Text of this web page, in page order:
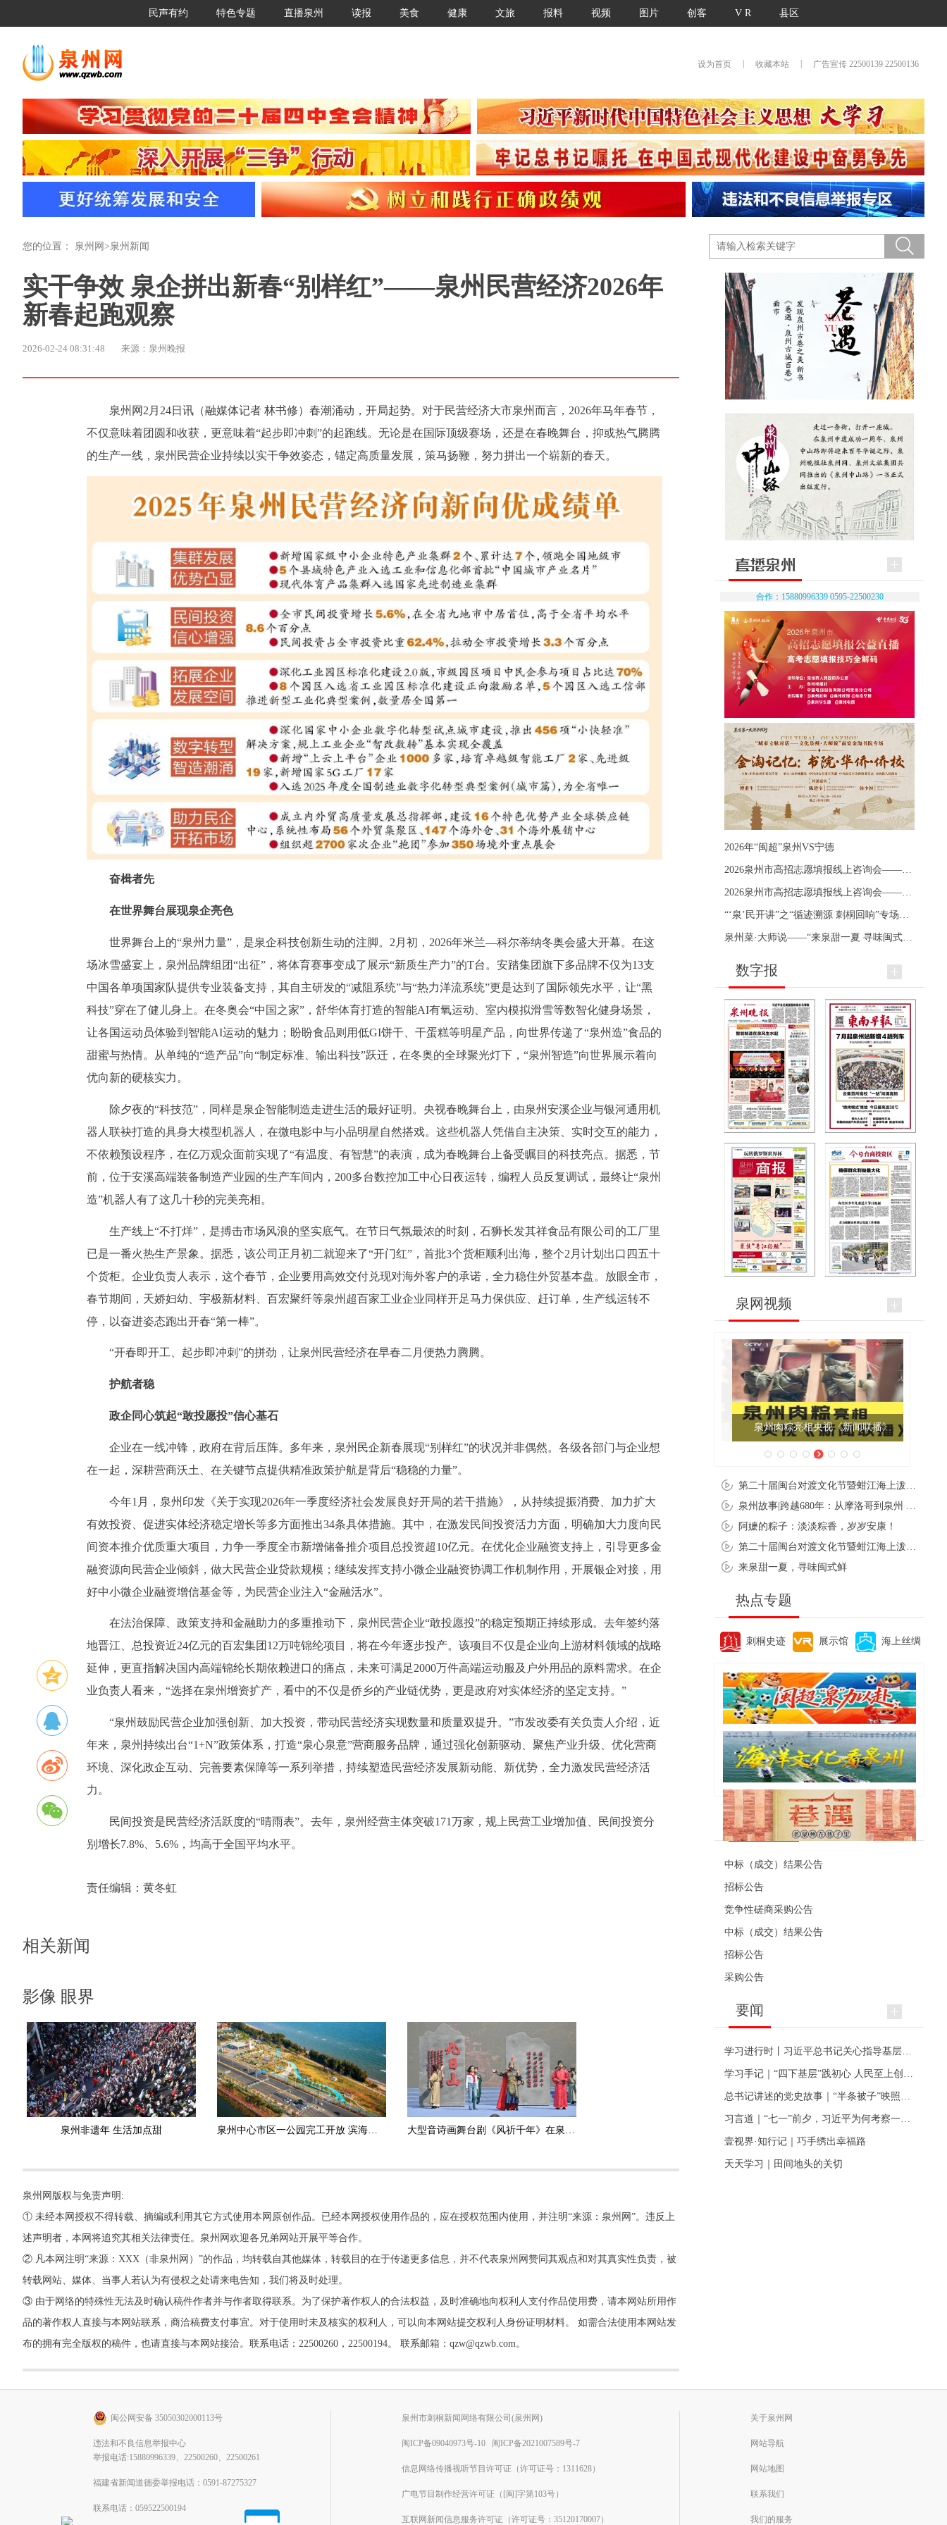
民声有约 特色专题 直播泉州 读报 美食 健康 文旅 报料 视频 图片 创客 V R 县区
设为首页 收藏本站 广告宣传 22500139 22500136
您的位置： 泉州网 >泉州新闻
实干争效 泉企拼出新春“别样红”——泉州民营经济2026年
新春起跑观察
2026-02-24 08:31:48 来源：泉州晚报
泉州网2月24日讯（融媒体记者 林书修）春潮涌动，开局起势。对于民营经济大市泉州而言，2026年马年春节，
不仅意味着团圆和收获，更意味着“起步即冲刺”的起跑线。无论是在国际顶级赛场，还是在春晚舞台，抑或热气腾腾
的生产一线，泉州民营企业持续以实干争效姿态，锚定高质量发展，策马扬鞭，努力拼出一个崭新的春天。
奋楫者先
在世界舞台展现泉企亮色
世界舞台上的“泉州力量”，是泉企科技创新生动的注脚。2月初，2026年米兰—科尔蒂纳冬奥会盛大开幕。在这
场冰雪盛宴上，泉州品牌组团“出征”，将体育赛事变成了展示“新质生产力”的T台。安踏集团旗下多品牌不仅为13支
中国各单项国家队提供专业装备支持，其自主研发的“减阻系统”与“热力洋流系统”更是达到了国际领先水平，让“黑
科技”穿在了健儿身上。在冬奥会“中国之家”，舒华体育打造的智能AI有氧运动、室内模拟滑雪等数智化健身场景，
让各国运动员体验到智能AI运动的魅力；盼盼食品则用低GI饼干、干蛋糕等明星产品，向世界传递了“泉州造”食品的
甜蜜与热情。从单纯的“造产品”向“制定标准、输出科技”跃迁，在冬奥的全球聚光灯下，“泉州智造”向世界展示着向
优向新的硬核实力。
除夕夜的“科技范”，同样是泉企智能制造走进生活的最好证明。央视春晚舞台上，由泉州安溪企业与银河通用机
器人联袂打造的具身大模型机器人，在微电影中与小品明星自然搭戏。这些机器人凭借自主决策、实时交互的能力，
不依赖预设程序，在亿万观众面前实现了“有温度、有智慧”的表演，成为春晚舞台上备受瞩目的科技亮点。据悉，节
前，位于安溪高端装备制造产业园的生产车间内，200多台数控加工中心日夜运转，编程人员反复调试，最终让“泉州
造”机器人有了这几十秒的完美亮相。
生产线上“不打烊”，是搏击市场风浪的坚实底气。在节日气氛最浓的时刻，石狮长发其祥食品有限公司的工厂里
已是一番火热生产景象。据悉，该公司正月初二就迎来了“开门红”，首批3个货柜顺利出海，整个2月计划出口四五十
个货柜。企业负责人表示，这个春节，企业要用高效交付兑现对海外客户的承诺，全力稳住外贸基本盘。放眼全市，
春节期间，天娇妇幼、宇极新材料、百宏聚纤等泉州超百家工业企业同样开足马力保供应、赶订单，生产线运转不
停，以奋进姿态跑出开春“第一棒”。
“开春即开工、起步即冲刺”的拼劲，让泉州民营经济在早春二月便热力腾腾。
护航者稳
政企同心筑起“敢投愿投”信心基石
企业在一线冲锋，政府在背后压阵。多年来，泉州民企新春展现“别样红”的状况并非偶然。各级各部门与企业想
在一起，深耕营商沃土、在关键节点提供精准政策护航是背后“稳稳的力量”。
今年1月，泉州印发《关于实现2026年一季度经济社会发展良好开局的若干措施》，从持续提振消费、加力扩大
有效投资、促进实体经济稳定增长等多方面推出34条具体措施。其中，在激发民间投资活力方面，明确加大力度向民
间资本推介优质重大项目，力争一季度全市新增储备推介项目总投资超10亿元。在优化企业融资支持上，引导更多金
融资源向民营企业倾斜，做大民营企业贷款规模；继续发挥支持小微企业融资协调工作机制作用，开展银企对接，用
好中小微企业融资增信基金等，为民营企业注入“金融活水”。
在法治保障、政策支持和金融助力的多重推动下，泉州民营企业“敢投愿投”的稳定预期正持续形成。去年签约落
地晋江、总投资近24亿元的百宏集团12万吨锦纶项目，将在今年逐步投产。该项目不仅是企业向上游材料领域的战略
延伸，更直指解决国内高端锦纶长期依赖进口的痛点，未来可满足2000万件高端运动服及户外用品的原料需求。在企
业负责人看来，“选择在泉州增资扩产，看中的不仅是侨乡的产业链优势，更是政府对实体经济的坚定支持。”
“泉州鼓励民营企业加强创新、加大投资，带动民营经济实现数量和质量双提升。”市发改委有关负责人介绍，近
年来，泉州持续出台“1+N”政策体系，打造“泉心泉意”营商服务品牌，通过强化创新驱动、聚焦产业升级、优化营商
环境、深化政企互动、完善要素保障等一系列举措，持续塑造民营经济发展新动能、新优势，全力激发民营经济活
力。
民间投资是民营经济活跃度的“晴雨表”。去年，泉州经营主体突破171万家，规上民营工业增加值、民间投资分
别增长7.8%、5.6%，均高于全国平均水平。
责任编辑： 黄冬虹
相关新闻
影像 眼界
泉州非遗年 生活加点甜
泉州网版权与免责声明:
① 未经本网授权不得转载、摘编或利用其它方式使用本网原创作品。已经本网授权使用作品的，应在授权范围内使用，并注明“来源：泉州网”。违反上
述声明者，本网将追究其相关法律责任。泉州网欢迎各兄弟网站开展平等合作。
② 凡本网注明“来源：XXX（非泉州网）”的作品，均转载自其他媒体，转载目的在于传递更多信息，并不代表泉州网赞同其观点和对其真实性负责，被
转载网站、媒体、当事人若认为有侵权之处请来电告知，我们将及时处理。
③ 由于网络的特殊性无法及时确认稿件作者并与作者取得联系。为了保护著作权人的合法权益，及时准确地向权利人支付作品使用费，请本网站所用作
品的著作权人直接与本网站联系，商洽稿费支付事宜。对于使用时未及核实的权利人，可以向本网站提交权利人身份证明材料。 如需合法使用本网站发
布的拥有完全版权的稿件，也请直接与本网站接洽。联系电话：22500260，22500194。 联系邮箱：qzw@qzwb.com。
合作：15880996339 0595-22500230
2026年“闽超”泉州VS宁德
数字报
泉网视频
泉州肉粽亮相央视《新闻联播》
阿嬷的粽子：淡淡粽香，岁岁安康！
来泉甜一夏，寻味闽式鲜
热点专题
刺桐史迹 展示馆 海上丝绸
便民资讯
中标（成交）结果公告
招标公告
竞争性磋商采购公告
中标（成交）结果公告
招标公告
采购公告
要闻
壹视界·知行记｜巧手绣出幸福路
天天学习｜田间地头的关切
闽公网安备 35050302000113号
违法和不良信息举报中心
举报电话:15880996339、22500260、22500261
福建省新闻道德委举报电话：0591-87275327
联系电话：059522500194
泉州市刺桐新闻网络有限公司(泉州网)
闽ICP备09040973号-10 闽ICP备2021007589号-7
信息网络传播视听节目许可证（许可证号：1311628）
广电节目制作经营许可证（[闽]字第103号）
互联网新闻信息服务许可证（许可证号：35120170007）
关于泉州网
网站导航
网站地图
联系我们
我们的服务